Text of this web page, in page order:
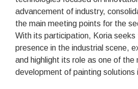
advancement of industry,
the main meeting points for the
With its participation, Koria
presence in the industrial scene,
and highlight its role as one of the
development of painting solutions